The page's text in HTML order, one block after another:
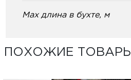
Max длина в бухте, м
ПОХОЖИЕ ТОВАРЫ